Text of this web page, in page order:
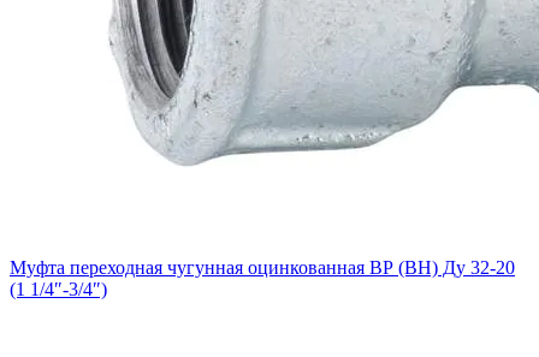
Муфта переходная чугунная оцинкованная ВР (ВН) Ду 32-20
(1 1/4″-3/4″)